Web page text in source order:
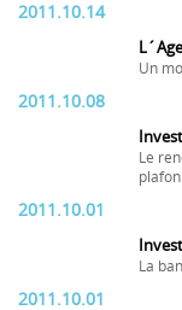
2011.10.14
Un
2011.10.08
Le
2011.10.01
La
2011.10.01